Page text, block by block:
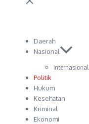
Daerah
Nasional
Internasional
Politik
Hukum
Kesehatan
Kriminal
Ekonomi